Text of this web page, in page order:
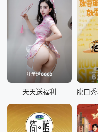
注册送8888
天天送福利